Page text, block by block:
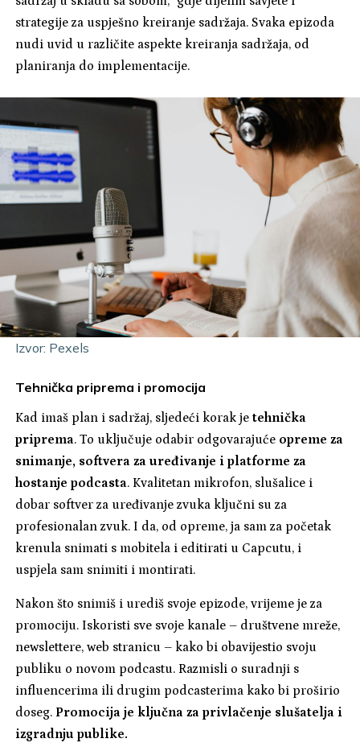
strategije za uspješno kreiranje sadržaja. Svaka epizoda
nudi uvid u različite aspekte kreiranja sadržaja, od
planiranja do implementacije.
Izvor: Pexels
Tehnička priprema i promocija
Kad imaš plan i sadržaj, sljedeći korak je tehnička
priprema. To uključuje odabir odgovarajuće opreme za
snimanje, softvera za uređivanje i platforme za
hostanje podcasta. Kvalitetan mikrofon, slušalice i
dobar softver za uređivanje zvuka ključni su za
profesionalan zvuk. I da, od opreme, ja sam za početak
krenula snimati s mobitela i editirati u Capcutu, i
uspjela sam snimiti i montirati.
Nakon što snimiš i urediš svoje epizode, vrijeme je za
promociju. Iskoristi sve svoje kanale – društvene mreže,
newslettere, web stranicu – kako bi obavijestio svoju
publiku o novom podcastu. Razmisli o suradnji s
influencerima ili drugim podcasterima kako bi proširio
doseg. Promocija je ključna za privlačenje slušatelja i
izgradnju publike.